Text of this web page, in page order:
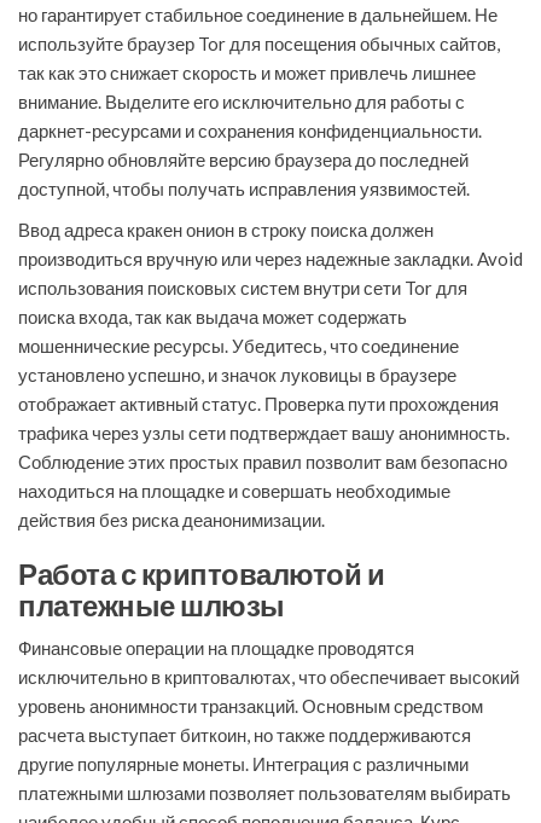
но гарантирует стабильное соединение в дальнейшем. Не
используйте браузер Tor для посещения обычных сайтов,
так как это снижает скорость и может привлечь лишнее
внимание. Выделите его исключительно для работы с
даркнет-ресурсами и сохранения конфиденциальности.
Регулярно обновляйте версию браузера до последней
доступной, чтобы получать исправления уязвимостей.
Ввод адреса кракен онион в строку поиска должен
производиться вручную или через надежные закладки. Avoid
использования поисковых систем внутри сети Tor для
поиска входа, так как выдача может содержать
мошеннические ресурсы. Убедитесь, что соединение
установлено успешно, и значок луковицы в браузере
отображает активный статус. Проверка пути прохождения
трафика через узлы сети подтверждает вашу анонимность.
Соблюдение этих простых правил позволит вам безопасно
находиться на площадке и совершать необходимые
действия без риска деанонимизации.
Работа с криптовалютой и
платежные шлюзы
Финансовые операции на площадке проводятся
исключительно в криптовалютах, что обеспечивает высокий
уровень анонимности транзакций. Основным средством
расчета выступает биткоин, но также поддерживаются
другие популярные монеты. Интеграция с различными
платежными шлюзами позволяет пользователям выбирать